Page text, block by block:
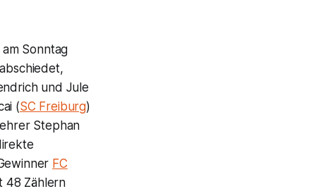
Sonntag
und Jule
(SC Freiburg)
Stephan
FC
48 Zählern